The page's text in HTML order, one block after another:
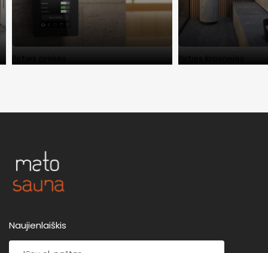
Pirties prekės Pirties krosnelės
Naujienlaiškis